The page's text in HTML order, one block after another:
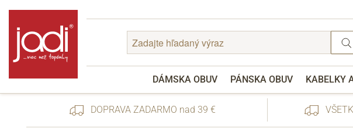
DÁMSKA OBUV PÁNSKA OBUV KABELKY
DOPRAVA ZADARMO nad 39 €